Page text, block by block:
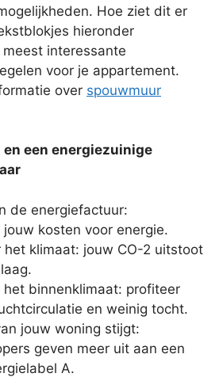
Hoe ziet dit er
hieronder
interessante
voor je appartement.
over spouwmuur
een energiezuinige
de energiefactuur:
jouw kosten voor energie.
het klimaat: jouw CO-2 uitstoot
het binnenklimaat: profiteer
en weinig tocht.
jouw woning stijgt:
geven meer uit aan een
A.